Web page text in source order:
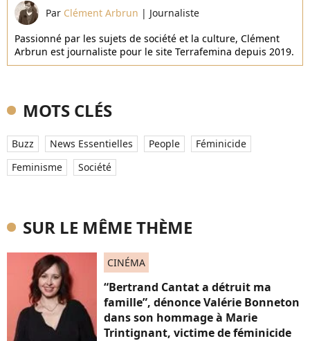
Par Clément Arbrun | Journaliste
Passionné par les sujets de société et la culture, Clément
Arbrun est journaliste pour le site Terrafemina depuis 2019.
MOTS CLÉS
Buzz News Essentielles People
Féminicide
Feminisme
Société
SUR LE MÊME THÈME
CINÉMA
“Bertrand Cantat a détruit ma
famille”, dénonce Valérie Bonneton
dans son hommage à Marie
Trintignant, victime de féminicide